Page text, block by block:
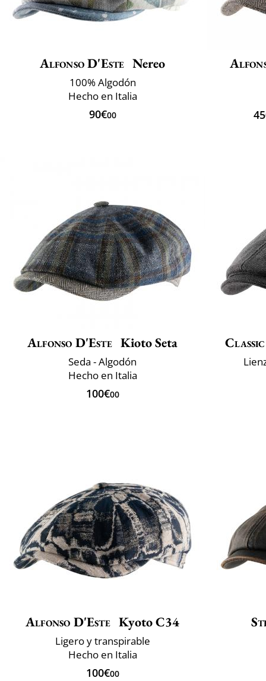
Alfonso D'Este Nereo
100% Algodón
Hecho en Italia
90€00
Alfonso D'Este Kioto Seta
Seda - Algodón
Hecho en Italia
100€00
Alfonso D'Este Kyoto C34
Ligero y transpirable
Hecho en Italia
100€00